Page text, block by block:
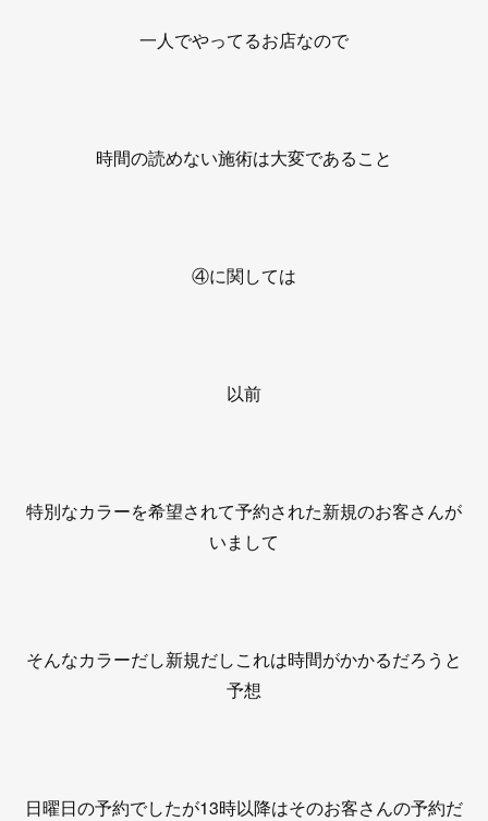
一人でやってるお店なので
時間の読めない施術は大変であること
④に関しては
以前
特別なカラーを希望されて予約された新規のお客さんが
いまして
そんなカラーだし新規だしこれは時間がかかるだろうと
予想
日曜日の予約でしたが13時以降はそのお客さんの予約だ